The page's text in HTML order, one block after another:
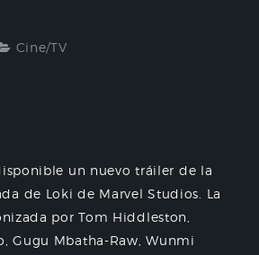
Cine/TV
un nuevo tráiler de la
de Loki de Marvel Studios. La
por Tom Hiddleston,
Gugu Mbatha-Raw, Wunmi